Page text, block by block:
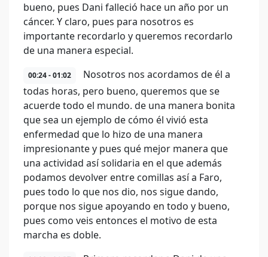
bueno, pues Dani falleció hace un año por un
cáncer. Y claro, pues para nosotros es
importante recordarlo y queremos recordarlo
de una manera especial.
00:24 - 01:02
Nosotros nos acordamos de él a
todas horas, pero bueno, queremos que se
acuerde todo el mundo. de una manera bonita
que sea un ejemplo de cómo él vivió esta
enfermedad que lo hizo de una manera
impresionante y pues qué mejor manera que
una actividad así solidaria en el que además
podamos devolver entre comillas así a Faro,
pues todo lo que nos dio, nos sigue dando,
porque nos sigue apoyando en todo y bueno,
pues como veis entonces el motivo de esta
marcha es doble.